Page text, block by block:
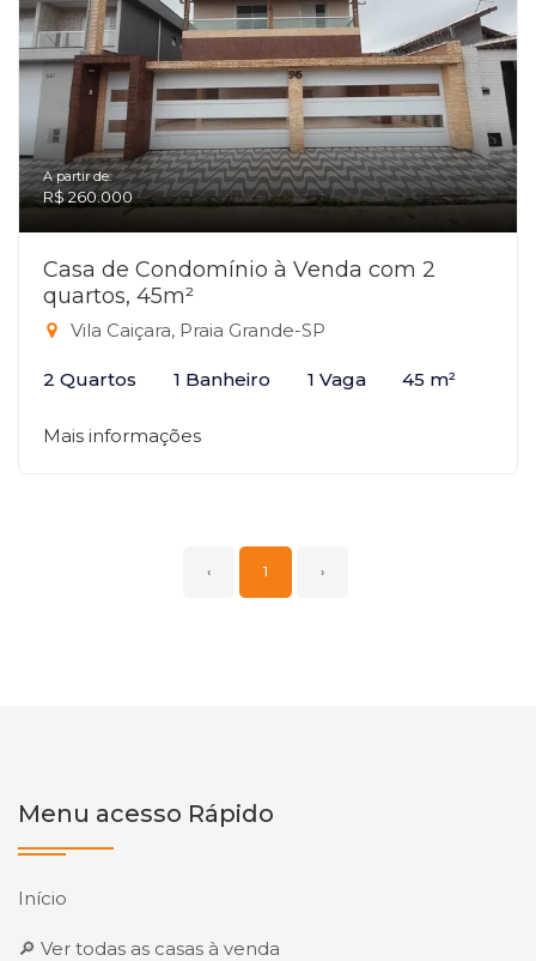
A partir de:
R$ 260.000
Casa de Condomínio à Venda com 2
quartos, 45m²
Vila Caiçara, Praia Grande-SP
2 Quartos 1 Banheiro 1 Vaga 45 m²
Mais informações
‹ 1 ›
Menu acesso Rápido
Início
🔎 Ver todas as casas à venda